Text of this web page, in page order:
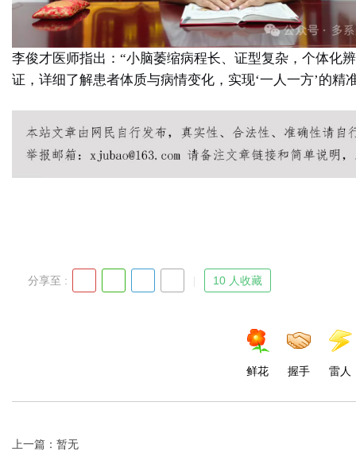
李俊才医师指出：“小脑萎缩病程长、证型复杂，个体化
证，详细了解患者体质与病情变化，实现‘一人一方’的
分享至 : 10 人收藏
鲜花 握手 雷人
上一篇：暂无